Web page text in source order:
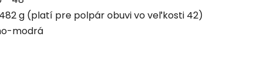
482 g (platí pre polpár obuvi vo veľkosti 42)
modrá